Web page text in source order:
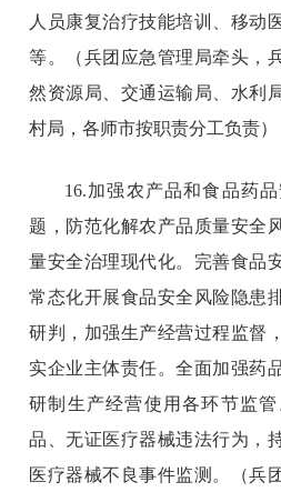
人员康复治疗技能培训、移动
等。（兵团应急管理局牵头，
然资源局、交通运输局、水利
村局，各师市按职责分工负责）
16.加强农产品和食品药
题，防范化解农产品质量安全
量安全治理现代化。完善食品
常态化开展食品安全风险隐患
研判，加强生产经营过程监督
实企业主体责任。全面加强药
研制生产经营使用各环节监
品、无证医疗器械违法行为，
医疗器械不良事件监测。（兵